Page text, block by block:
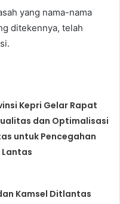
yang nama-nama
ditekennya, telah
Kepri Gelar Rapat
dan Optimalisasi
untuk Pencegahan
Kamsel Ditlantas